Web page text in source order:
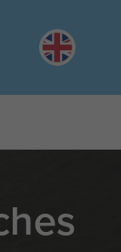
English